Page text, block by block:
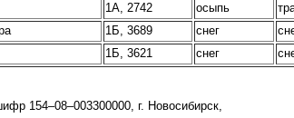
1А, 2742 осыпь
1Б, 3689 снег
1Б, 3621 снег
154–08–003300000, г. Новосибирск,